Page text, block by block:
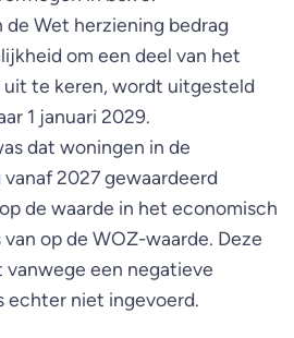
de Wet herziening bedrag
om een deel van het
uit te keren, wordt uitgesteld
1 januari 2029.
dat woningen in de
2027 gewaardeerd
de waarde in het economisch
op de WOZ-waarde. Deze
een negatieve
echter niet ingevoerd.